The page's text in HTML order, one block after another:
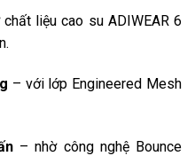
chất liệu cao su ADIWEAR 6
– với lớp Engineered Mesh
– nhờ công nghệ Bounce